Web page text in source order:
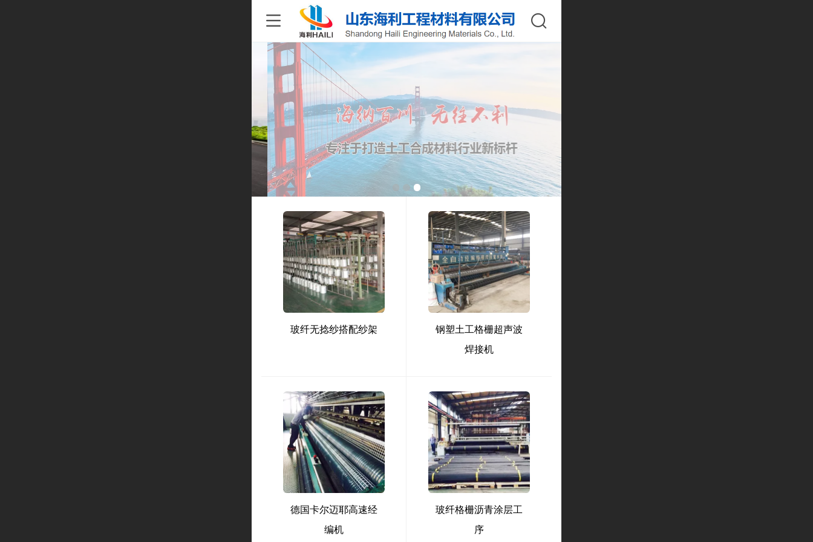
玻纤无捻纱搭配纱架
钢塑土工格栅超声波
焊接机
德国卡尔迈耶高速经
编机
玻纤格栅沥青涂层工
序